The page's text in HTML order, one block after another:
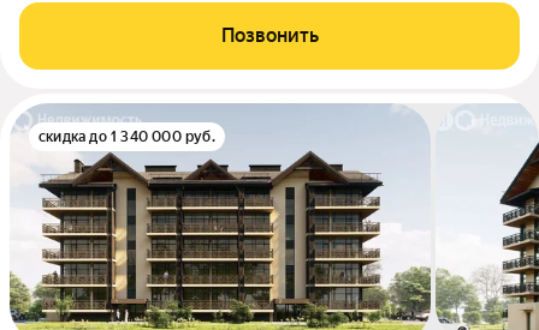
Позвонить
скидка до 1 340 000 руб.